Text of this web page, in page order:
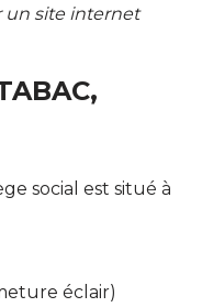
un site internet
social est situé à
éclair)